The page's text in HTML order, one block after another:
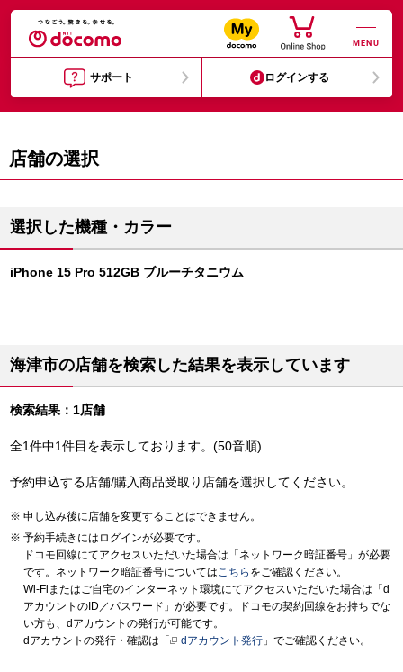
MENU
サポート ログインする
店舗の選択
選択した機種・カラー
iPhone 15 Pro 512GB ブルーチタニウム
海津市の店舗を検索した結果を表示しています
検索結果：1店舗
全1件中1件目を表示しております。(50音順)
予約申込する店舗/購入商品受取り店舗を選択してください。
申し込み後に店舗を変更することはできません。
予約手続きにはログインが必要です。
ドコモ回線にてアクセスいただいた場合は「ネットワーク暗証番号」が必要
です。ネットワーク暗証番号についてはこちら をご確認ください。
Wi-Fiまたはご自宅のインターネット環境にてアクセスいただいた場合は「d
アカウントのID／パスワード」が必要です。ドコモの契約回線をお持ちでな
い方も、dアカウントの発行が可能です。
dアカウントの発行・確認は「
dアカウント発行 」でご確認ください。